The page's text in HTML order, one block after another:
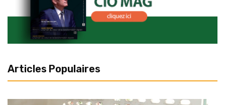
Articles Populaires